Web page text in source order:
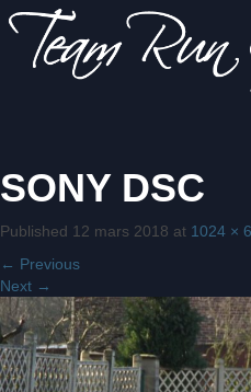
Team
plus fort
que tes
excuses!
SONY DSC
Published 12 mars 2018 at 1024 ×
← Previous
Next →